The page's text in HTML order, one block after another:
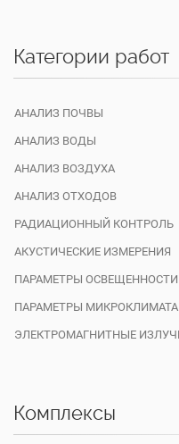
Категории работ
АНАЛИЗ ПОЧВЫ
АНАЛИЗ ВОДЫ
АНАЛИЗ ВОЗДУХА
АНАЛИЗ ОТХОДОВ
РАДИАЦИОННЫЙ КОНТРОЛЬ
АКУСТИЧЕСКИЕ ИЗМЕРЕНИЯ
ПАРАМЕТРЫ ОСВЕЩЕННОСТИ
ПАРАМЕТРЫ МИКРОКЛИМАТА
ЭЛЕКТРОМАГНИТНЫЕ
Комплексы